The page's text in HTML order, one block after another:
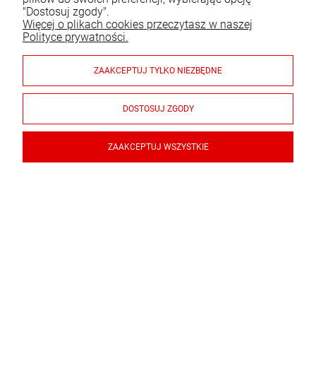
"Dostosuj zgody".
Więcej o plikach cookies przeczytasz w naszej
Polityce prywatności.
ZAAKCEPTUJ TYLKO NIEZBĘDNE
DOSTOSUJ ZGODY
ZAAKCEPTUJ WSZYSTKIE